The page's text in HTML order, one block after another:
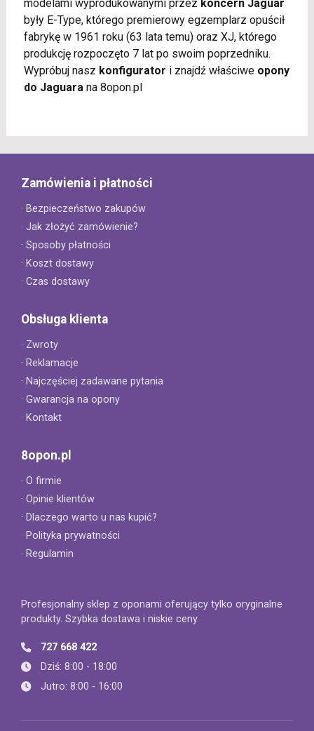
modelami wyprodukowanymi przez koncern Jaguar
były E-Type, którego premierowy egzemplarz opuścił
fabrykę w 1961 roku (63 lata temu) oraz XJ, którego
produkcję rozpoczęto 7 lat po swoim poprzedniku.
Wypróbuj nasz konfigurator i znajdź właściwe opony
do Jaguarana 8opon.pl
Zamówienia i płatności
· Bezpieczeństwo zakupów
· Jak złożyć zamówienie?
· Sposoby płatności
· Koszt dostawy
· Czas dostawy
Obsługa klienta
· Zwroty
· Reklamacje
· Najczęściej zadawane pytania
· Gwarancja na opony
· Kontakt
8opon.pl
· O firmie
· Opinie klientów
· Dlaczego warto u nas kupić?
· Polityka prywatności
· Regulamin
Profesjonalny sklep z oponami oferujący tylko oryginalne
produkty. Szybka dostawa i niskie ceny.
727 668 422
Dziś: 8:00 - 18:00
Jutro: 8:00 - 16:00